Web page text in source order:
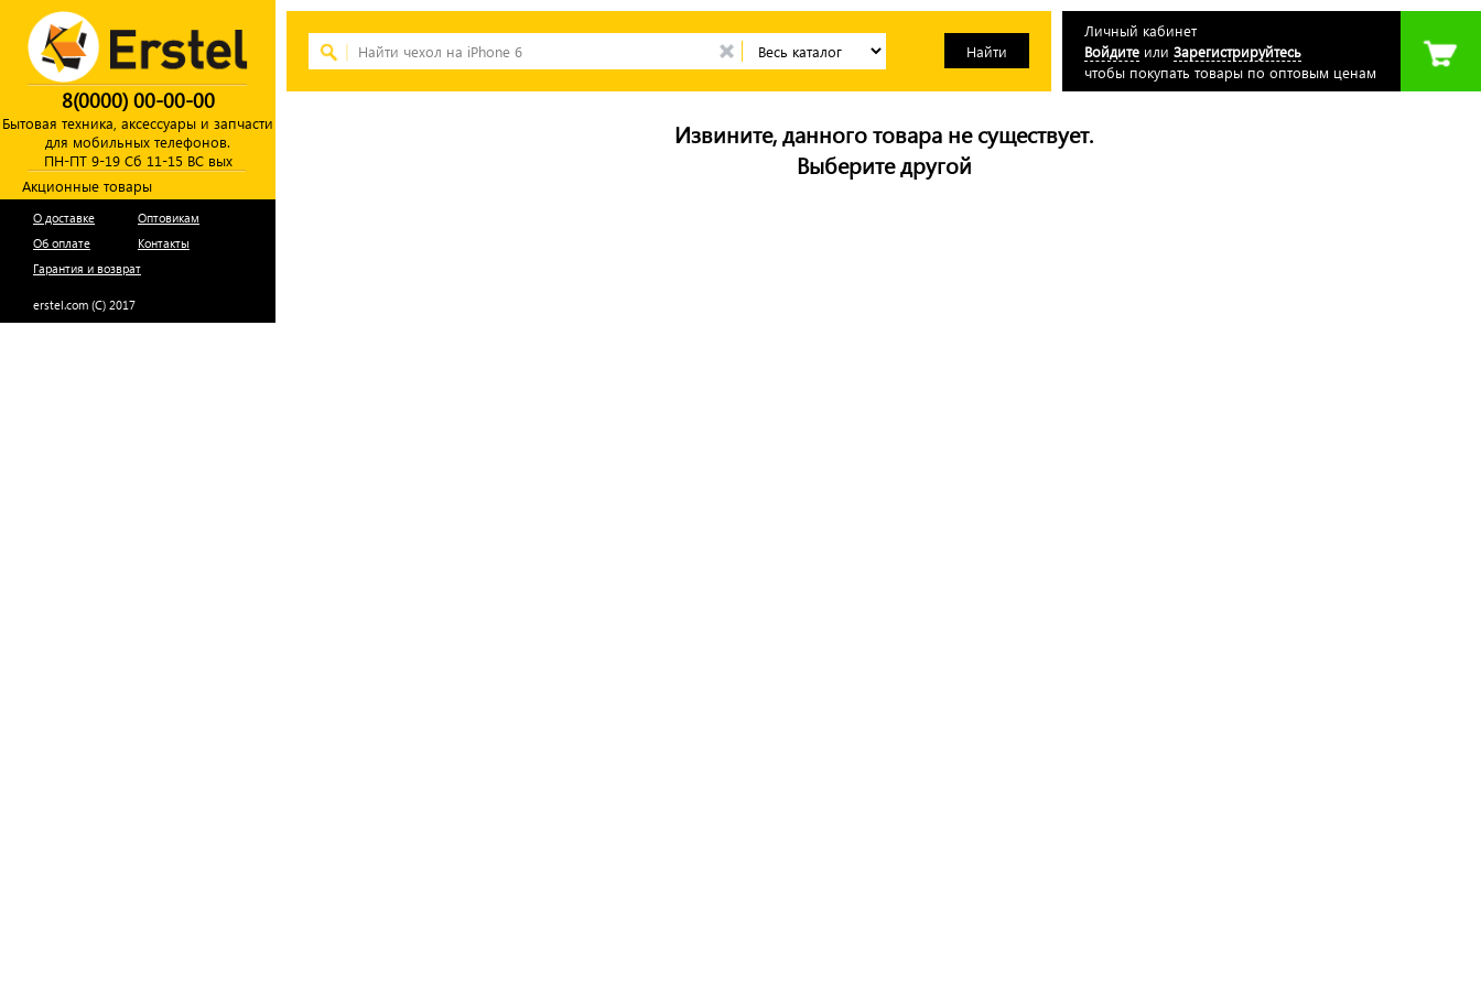
8(0000) 00-00-00
Бытовая техника, аксессуары и запчасти
для мобильных телефонов.
ПН-ПТ 9-19 Сб 11-15 ВС вых
Акционные товары
О доставке
Оптовикам
Об оплате
Контакты
Гарантия и возврат
erstel.com (C) 2017
Личный кабинет
Войдите или Зарегистрируйтесь
чтобы покупать товары по оптовым ценам
Извините, данного товара не существует.
Выберите другой